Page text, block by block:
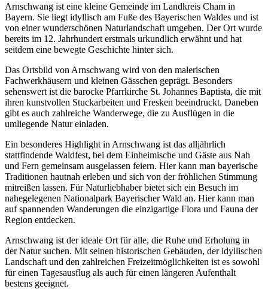
Arnschwang ist eine kleine Gemeinde im Landkreis Cham in
Bayern. Sie liegt idyllisch am Fuße des Bayerischen Waldes und ist
von einer wunderschönen Naturlandschaft umgeben. Der Ort wurde
bereits im 12. Jahrhundert erstmals urkundlich erwähnt und hat
seitdem eine bewegte Geschichte hinter sich.
Das Ortsbild von Arnschwang wird von den malerischen
Fachwerkhäusern und kleinen Gässchen geprägt. Besonders
sehenswert ist die barocke Pfarrkirche St. Johannes Baptista, die mit
ihren kunstvollen Stuckarbeiten und Fresken beeindruckt. Daneben
gibt es auch zahlreiche Wanderwege, die zu Ausflügen in die
umliegende Natur einladen.
Ein besonderes Highlight in Arnschwang ist das alljährlich
stattfindende Waldfest, bei dem Einheimische und Gäste aus Nah
und Fern gemeinsam ausgelassen feiern. Hier kann man bayerische
Traditionen hautnah erleben und sich von der fröhlichen Stimmung
mitreißen lassen. Für Naturliebhaber bietet sich ein Besuch im
nahegelegenen Nationalpark Bayerischer Wald an. Hier kann man
auf spannenden Wanderungen die einzigartige Flora und Fauna der
Region entdecken.
Arnschwang ist der ideale Ort für alle, die Ruhe und Erholung in
der Natur suchen. Mit seinen historischen Gebäuden, der idyllischen
Landschaft und den zahlreichen Freizeitmöglichkeiten ist es sowohl
für einen Tagesausflug als auch für einen längeren Aufenthalt
bestens geeignet.